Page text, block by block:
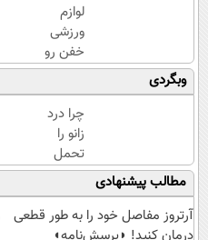
لوازم
ورزشی
خفن رو
اقساطی
بخر!
وبگردی
چرا درد
زانو را
تحمل
می‌کنی؟
خیلی
ساده
درمنزل
مطالب پیشنهادی
آرتروز مفاصل خود را به طور قطعی
درمان کنید! ◗پرسش‌نامه◖